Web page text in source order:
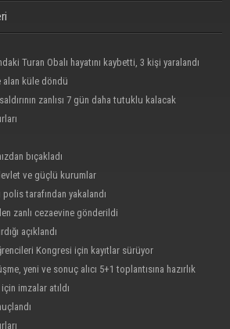
Turan Obalı hayatını kaybetti, 3 kişi yaralandı
küle döndü
zanlısı 7 gün daha tutuklu kalacak
bıçakladı
ve güçlü kurumlar
tarafından yakalandı
zanlı cezaevine gönderildi
açıklandı
Kongresi için kayıtlar sürüyor
yeni ve sonuç alıcı 5+1 toplantısına hazırlık
imzalar atıldı